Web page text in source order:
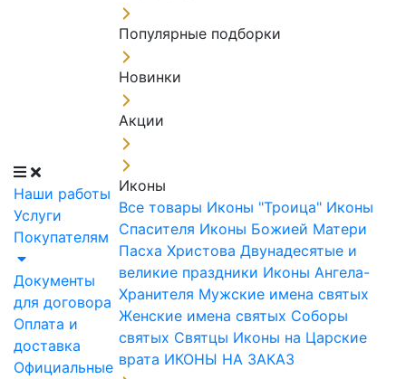
Наши работы
Услуги
Покупателям
Документы
для договора
Оплата и
доставка
Официальные
Популярные подборки
Новинки
Акции
Иконы
Все товары Иконы "Троица" Иконы
Спасителя Иконы Божией Матери
Пасха Христова Двунадесятые и
великие праздники Иконы Ангела-
Хранителя Мужские имена святых
Женские имена святых Соборы
святых Святцы Иконы на Царские
врата ИКОНЫ НА ЗАКАЗ